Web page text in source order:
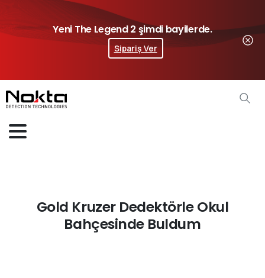
Yeni The Legend 2 şimdi bayilerde.
Sipariş Ver
Gold Kruzer Dedektörle Okul
Bahçesinde Buldum